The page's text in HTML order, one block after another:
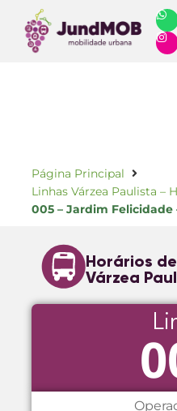
Página Principal
Linhas Várzea Paulista –
005 – Jardim Felicidade
Horários
Várzea